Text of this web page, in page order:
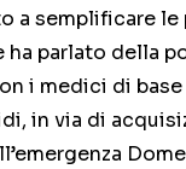
a semplificare le
ha parlato della
i medici di base
in via di